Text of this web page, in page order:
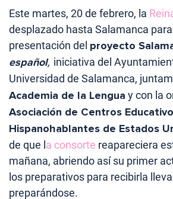
Este martes, 20 de febrero, la
desplazado hasta Salamanca
presentación del proyecto
español, iniciativa del
Universidad de Salamanca,
Academia de la Lengua y con la
Asociación de Centros
Hispanohablantes de Estados
de que la consorte reapareciera
mañana, abriendo así su primer
los preparativos para recibirla
preparándose.